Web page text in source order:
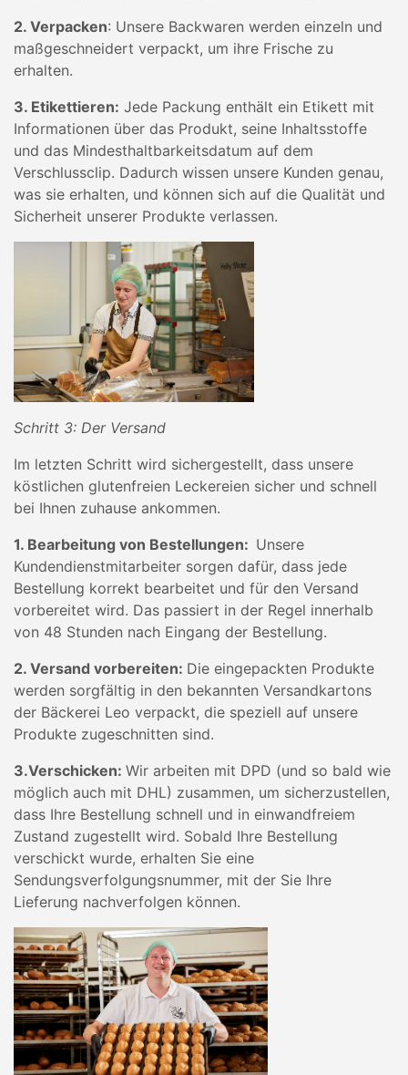
2. Verpacken: Unsere Backwaren werden einzeln und
maßgeschneidert verpackt, um ihre Frische zu
erhalten.
3. Etikettieren: Jede Packung enthält ein Etikett mit
Informationen über das Produkt, seine Inhaltsstoffe
und das Mindesthaltbarkeitsdatum auf dem
Verschlussclip. Dadurch wissen unsere Kunden genau,
was sie erhalten, und können sich auf die Qualität und
Sicherheit unserer Produkte verlassen.
Schritt 3: Der Versand
Im letzten Schritt wird sichergestellt, dass unsere
köstlichen glutenfreien Leckereien sicher und schnell
bei Ihnen zuhause ankommen.
1. Bearbeitung von Bestellungen: Unsere
Kundendienstmitarbeiter sorgen dafür, dass jede
Bestellung korrekt bearbeitet und für den Versand
vorbereitet wird. Das passiert in der Regel innerhalb
von 48 Stunden nach Eingang der Bestellung.
2. Versand vorbereiten: Die eingepackten Produkte
werden sorgfältig in den bekannten Versandkartons
der Bäckerei Leo verpackt, die speziell auf unsere
Produkte zugeschnitten sind.
3.Verschicken: Wir arbeiten mit DPD (und so bald wie
möglich auch mit DHL) zusammen, um sicherzustellen,
dass Ihre Bestellung schnell und in einwandfreiem
Zustand zugestellt wird. Sobald Ihre Bestellung
verschickt wurde, erhalten Sie eine
Sendungsverfolgungsnummer, mit der Sie Ihre
Lieferung nachverfolgen können.